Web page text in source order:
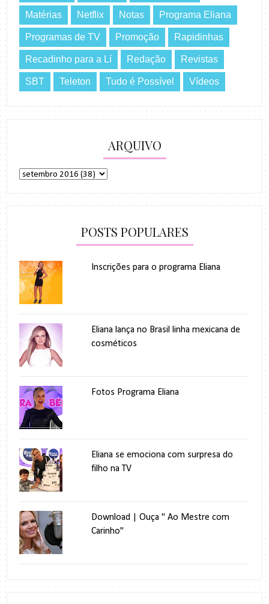
Matérias Netflix Notas Programa Eliana
Programas de TV Promoção Rapidinhas
Recadinho para a Lí Redação Revistas
SBT Teleton Tudo é Possível Vídeos
ARQUIVO
POSTS POPULARES
Inscrições para o programa Eliana
Eliana lança no Brasil linha mexicana de
cosméticos
Fotos Programa Eliana
Eliana se emociona com surpresa do
filho na TV
Download | Ouça " Ao Mestre com
Carinho"